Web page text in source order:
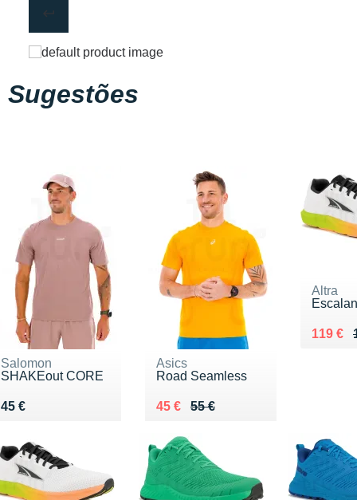
Sugestões
Salomon
SHAKEout CORE
45 €
Vendu 45 €
Asics
Road Seamless
55 €
Au lieu de 55 €
45 €
Vendu 45 €
Altra
Au lieu
119 €
Vendu